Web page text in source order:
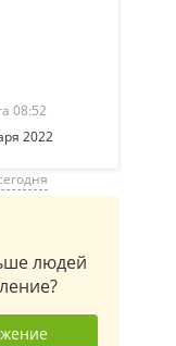
08:52
2022
людей